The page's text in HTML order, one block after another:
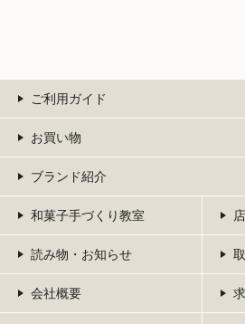
ご利用ガイド
お買い物
ブランド紹介
和菓子手づくり教室
読み物・お知らせ
会社概要